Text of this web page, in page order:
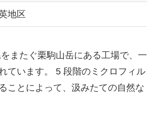
地区
またぐ栗駒山岳にある工場で、一
ています。 5 段階のミクロフィル
ことによって、汲みたての自然な